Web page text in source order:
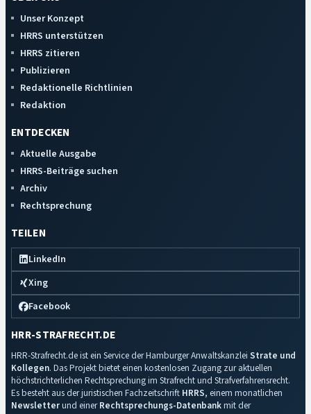
Unser Konzept
HRRS unterstützen
HRRS zitieren
Publizieren
Redaktionelle Richtlinien
Redaktion
ENTDECKEN
Aktuelle Ausgabe
HRRS-Beiträge suchen
Archiv
Rechtsprechung
TEILEN
LinkedIn
Xing
Facebook
HRR-STRAFRECHT.DE
HRR-Strafrecht.de ist ein Service der Hamburger Anwaltskanzlei Strate und
Kollegen. Das Projekt bietet einen kostenlosen Zugang zur aktuellen
höchstrichterlichen Rechtsprechung im Strafrecht und Strafverfahrensrecht.
Es besteht aus der juristischen Fachzeitschrift HRRS, einem monatlichen
Newsletterund einerRechtsprechungs-Datenbankmit der